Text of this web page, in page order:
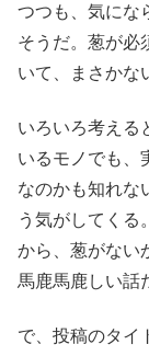
つつも、気にな
そうだ。葱が必
いて、まさかな
いろいろ考える
いるモノでも、
なのかも知れな
う気がしてくる
から、葱がない
馬鹿馬鹿しい話
で、投稿のタイ